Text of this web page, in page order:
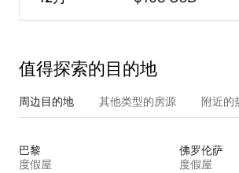
值得探索的目的地
周边目的地 其他类型的房源 附近的
巴黎
度假屋
佛罗伦萨
度假屋